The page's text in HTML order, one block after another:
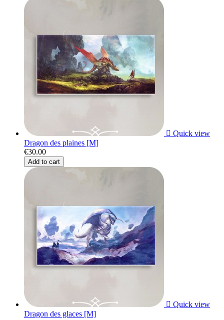
 Quick view
Dragon des plaines [M]
€30.00
Add to cart
 Quick view
Dragon des glaces [M]